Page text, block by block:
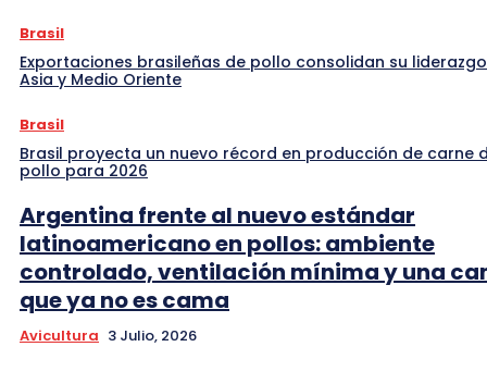
Brasil
Exportaciones brasileñas de pollo consolidan su
Asia y Medio Oriente
Brasil
Brasil proyecta un nuevo récord en producción de carne
pollo para 2026
Argentina frente al nuevo estándar
latinoamericano en pollos: ambiente
controlado, ventilación mínima y una
que ya no es cama
Avicultura 3 Julio, 2026